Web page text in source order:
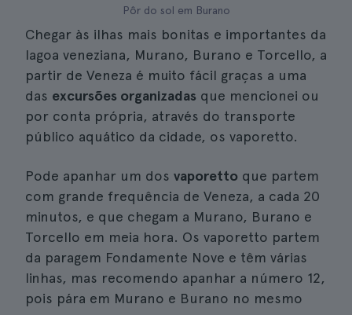
Pôr do sol em Burano
Chegar às ilhas mais bonitas e importantes da
lagoa veneziana, Murano, Burano e Torcello, a
partir de Veneza é muito fácil graças a uma
das excursões organizadas que mencionei ou
por conta própria, através do transporte
público aquático da cidade, os vaporetto.
Pode apanhar um dos vaporetto que partem
com grande frequência de Veneza, a cada 20
minutos, e que chegam a Murano, Burano e
Torcello em meia hora. Os vaporetto partem
da paragem Fondamente Nove e têm várias
linhas, mas recomendo apanhar a número 12,
pois pára em Murano e Burano no mesmo